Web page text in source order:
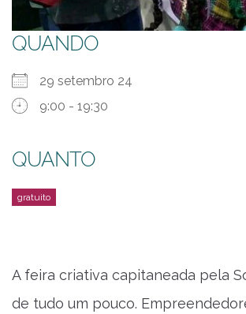
QUANDO
29 setembro 24
9:00 - 19:30
QUANTO
A feira criativa capitaneada pela
de tudo um pouco.